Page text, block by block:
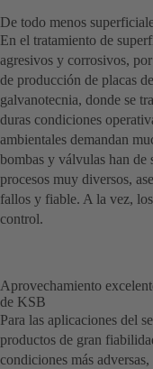
De todo menos
En el tratamiento de
agresivos y corrosivos,
de producción de placas
galvanotecnia, donde se
duras condiciones
ambientales demandan
bombas y válvulas han de
procesos muy diversos,
fallos y fiable. A la vez,
control.
Aprovechamiento
de KSB
Para las aplicaciones del
productos de gran
condiciones más